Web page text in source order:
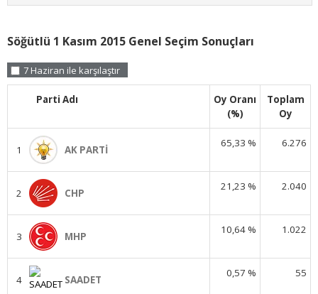
Söğütlü 1 Kasım 2015 Genel Seçim Sonuçları
7 Haziran ile karşılaştır
Parti Adı
Oy Oranı
(%)
Toplam
Oy
1 AK PARTİ
65,33 % 6.276
2 CHP
21,23 % 2.040
3 MHP
10,64 % 1.022
4 SAADET
0,57 % 55